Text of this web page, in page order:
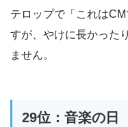
テロップで「これは
すが、やけに長かった
ません。
29位：音楽の日